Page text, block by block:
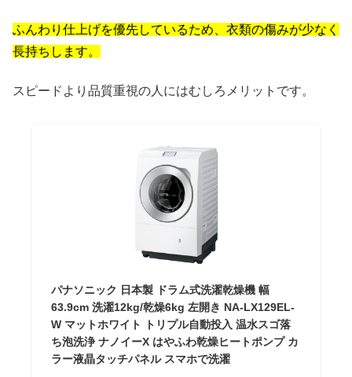
ふんわり仕上げを優先しているため、衣類の傷みが少なく
長持ちします。
スピードより品質重視の人にはむしろメリットです。
パナソニック 日本製 ドラム式洗濯乾燥機 幅
63.9cm 洗濯12kg/乾燥6kg 左開き NA-LX129EL-
W マットホワイト トリプル自動投入 温水スゴ落
ち泡洗浄 ナノイーX はやふわ乾燥ヒートポンプ カ
ラー液晶タッチパネル スマホで洗濯